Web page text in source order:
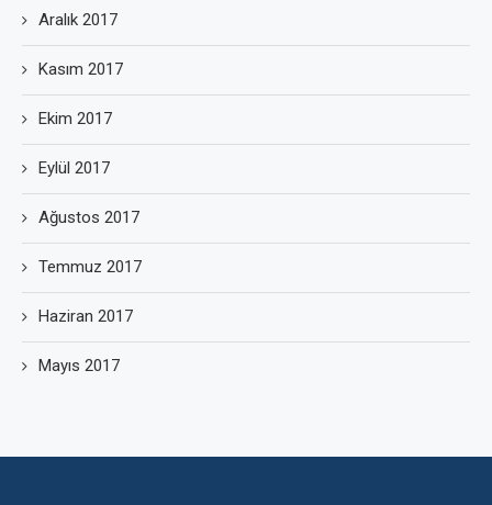
Aralık 2017
Kasım 2017
Ekim 2017
Eylül 2017
Ağustos 2017
Temmuz 2017
Haziran 2017
Mayıs 2017